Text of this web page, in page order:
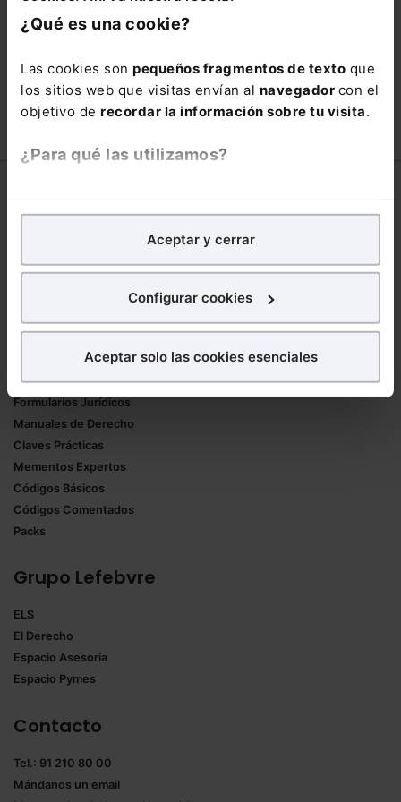
¿Qué es una cookie?
Las cookies son pequeños fragmentos de texto que
los sitios web que visitas envían al navegador con el
objetivo de recordar la información sobre tu visita.
¿Para qué las utilizamos?
analíticospara tratar demejorar tu experienciaen
nuestra página web. También con fines publicitarios,
para poder mostrarte publicidad y contenidos de tu
¿Qué puedes hacer?
experiencia en la web sea óptima
todas las cookies excepto aquellas imprescindibles.
seleccionar solo aquellas que quieras permitir en tu
navegador. Si no seleccionas ninguna utilizaremos
Aceptar y cerrar
Configurar cookies
Aceptar solo las cookies esenciales
está oportunidad y adquiere tu acceso
con un25% de descuento
110,00€ 66,00€
COMPRAR
Trabaja con nosotros
Mementos
Formularios Jurídicos
Manuales de Derecho
Claves Prácticas
Mementos Expertos
Códigos Básicos
Códigos Comentados
Packs
Grupo Lefebvre
ELS
El Derecho
Espacio Asesoría
Espacio Pymes
Contacto
Tel.: 91 210 80 00
Mándanos un email